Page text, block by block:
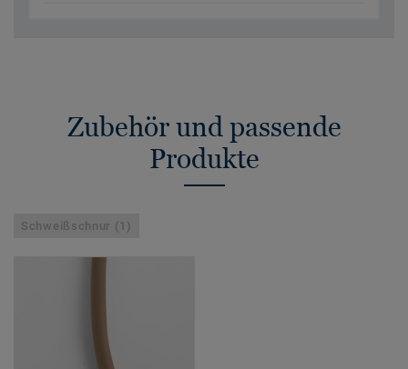
Zubehör und passende
Produkte
Schweißschnur (1)